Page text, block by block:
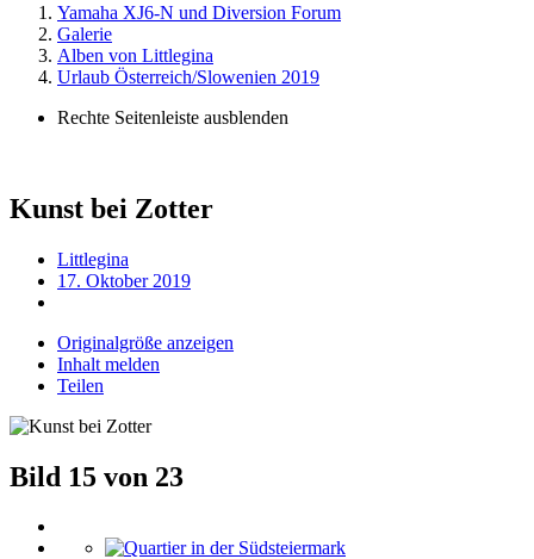
Yamaha XJ6-N und Diversion Forum
Galerie
Alben von Littlegina
Urlaub Österreich/Slowenien 2019
Rechte Seitenleiste ausblenden
Kunst bei Zotter
Littlegina
17. Oktober 2019
Originalgröße anzeigen
Inhalt melden
Teilen
Bild 15 von 23